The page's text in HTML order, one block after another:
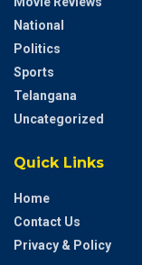
National
Politics
Sports
Telangana
Uncategorized
Quick Links
Home
Contact Us
Privacy & Policy